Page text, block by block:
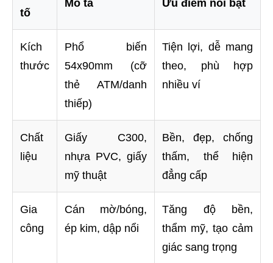
tố
Mô tả Ưu điểm nổi bật
Kích
thước
Phổ biến
54x90mm (cỡ
thẻ ATM/danh
thiếp)
Tiện lợi, dễ mang
theo, phù hợp
nhiều ví
Chất
liệu
Giấy C300,
nhựa PVC, giấy
mỹ thuật
Bền, đẹp, chống
thấm, thể hiện
đẳng cấp
Gia
công
Cán mờ/bóng,
ép kim, dập nổi
Tăng độ bền,
thẩm mỹ, tạo cảm
giác sang trọng